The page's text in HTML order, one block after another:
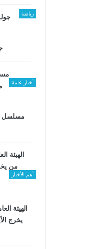
رياضة
أخبار عامة
أهم الأخبار
الهيئة
يخرج